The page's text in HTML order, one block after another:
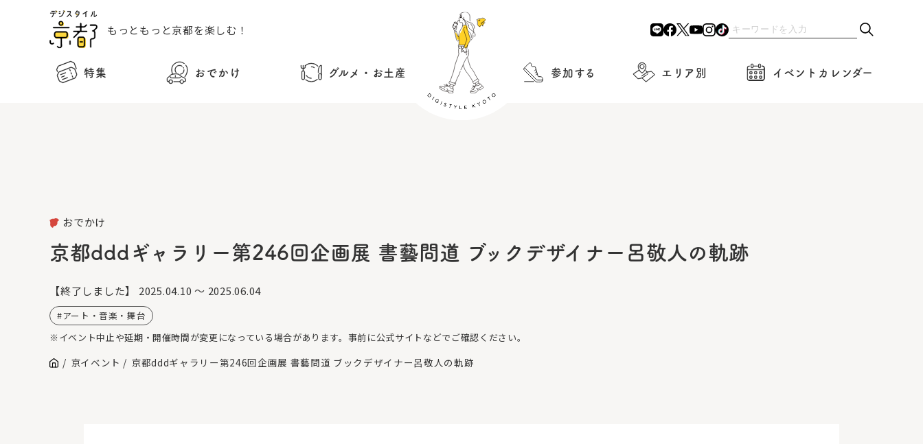
もっともっと京都を楽しむ！
特集 おでかけ グルメ・お土産 参加する エリア別 イベントカレンダー
おでかけ
京都dddギャラリー第246回企画展 書藝問道 ブックデザイナー呂敬人の軌跡
【終了しました】 2025.04.10 ～ 2025.06.04
アート・音楽・舞台
※イベント中止や延期・開催時間が変更になっている場合があります。事前に公式サイトなどでご確認ください。
京イベント 京都dddギャラリー第246回企画展 書藝問道 ブックデザイナー呂敬人の軌跡